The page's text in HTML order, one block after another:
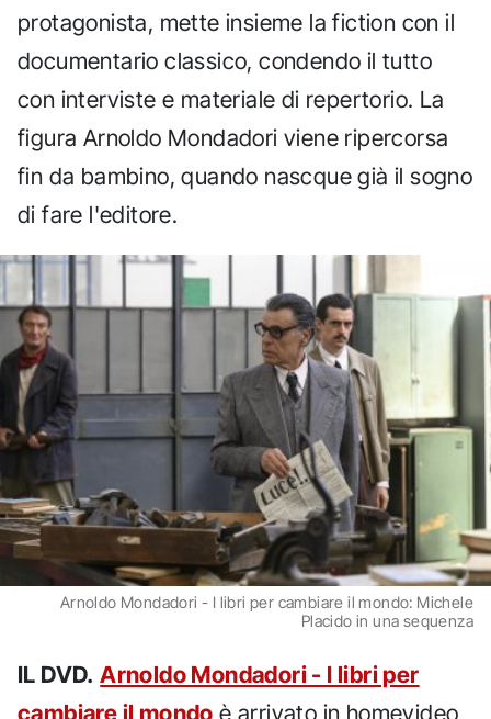
protagonista, mette insieme la fiction con il
documentario classico, condendo il tutto
con interviste e materiale di repertorio. La
figura Arnoldo Mondadori viene ripercorsa
fin da bambino, quando nascque già il sogno
di fare l'editore.
Arnoldo Mondadori - I libri per cambiare il mondo: Michele
Placido in una sequenza
IL DVD. Arnoldo Mondadori - I libri per
cambiare il mondo è arrivato in homevideo